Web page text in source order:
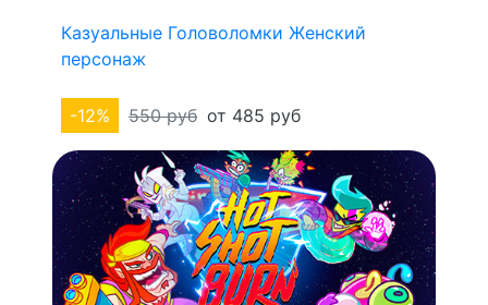
Казуальные Головоломки Женский
персонаж
-12% 550 руб от 485 руб